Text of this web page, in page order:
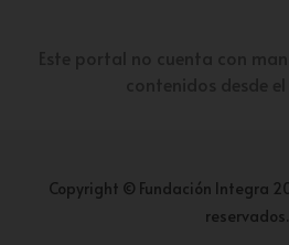
Copyright © Fundación Integra
reservados.